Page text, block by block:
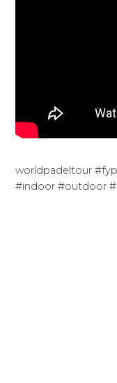
worldpadeltour
#indoor #outdoor